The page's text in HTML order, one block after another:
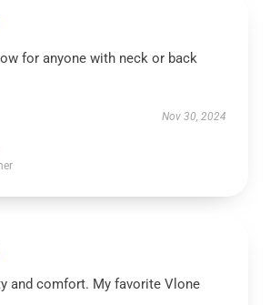
for anyone with neck or back
Nov 30, 2024
and comfort. My favorite Vlone